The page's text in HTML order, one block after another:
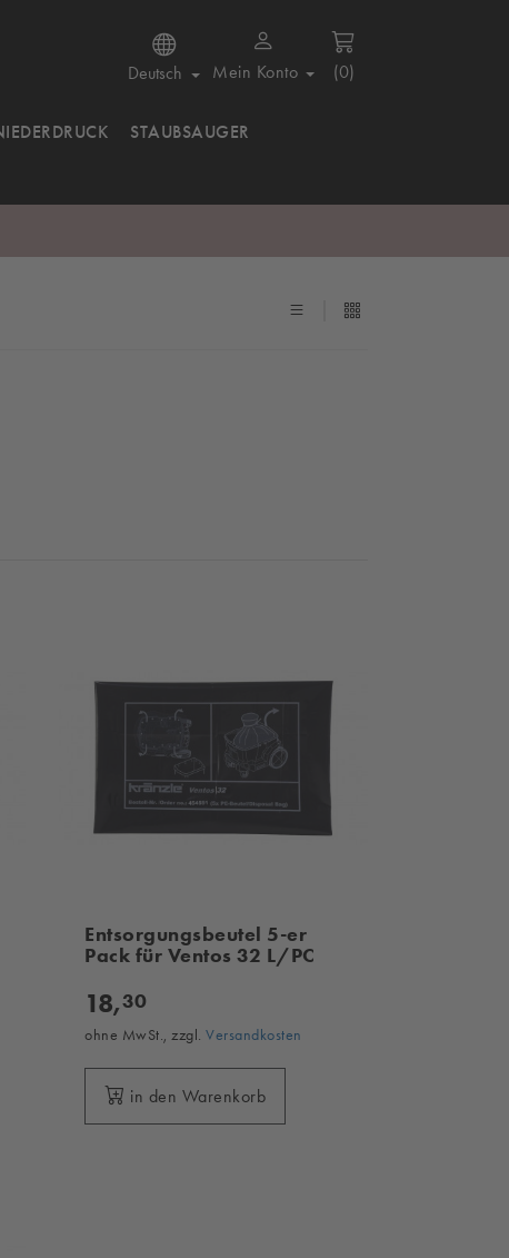
Deutsch Mein Konto (0)
STAUBSAUGER
Entsorgungsbeutel 5-er
Pack für Ventos 32 L/PC
18,30
ohne MwSt., zzgl.Versandkosten
in den Warenkorb